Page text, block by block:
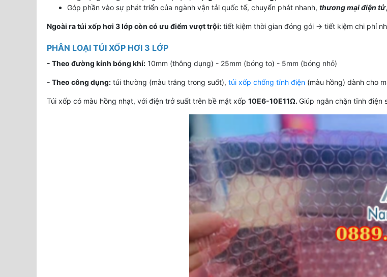
Góp phần vào sự phát triển của ngành vận tải quốc tế, chuyển phát nhanh, thương mại điện tử
Ngoài ra túi xốp hơi 3 lớp còn có ưu điểm vượt trội: tiết kiệm thời gian đóng gói -> tiết kiệm chi phí
PHÂN LOẠI TÚI XỐP HƠI 3 LỚP
- Theo đường kính bóng khí: 10mm (thông dụng) - 25mm (bóng to) - 5mm (bóng nhỏ)
- Theo công dụng: túi thường (màu trắng trong suốt), túi xốp chống tĩnh điện (màu hồng) dành cho
Túi xốp có màu hồng nhạt, với điện trở suất trên bề mặt xốp 10E6-10E11Ω. Giúp ngăn chặn tĩnh điện